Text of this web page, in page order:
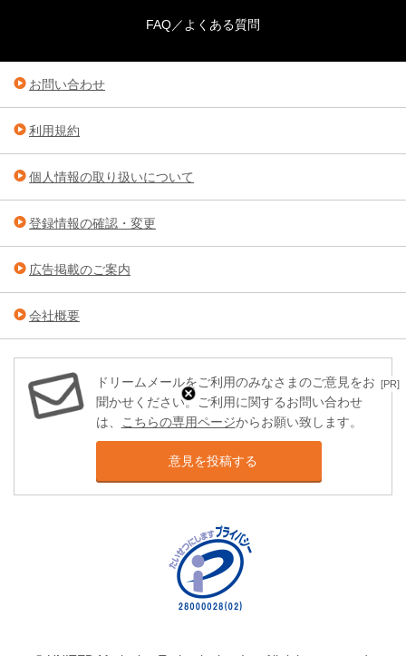
[PR]
FAQ／よくある質問
お問い合わせ
利用規約
個人情報の取り扱いについて
登録情報の確認・変更
広告掲載のご案内
会社概要
ドリームメールをご利用のみなさまのご意見をお
聞かせください。ご利用に関するお問い合わせ
は、
こちらの専用ページからお願い致します。
意見を投稿する